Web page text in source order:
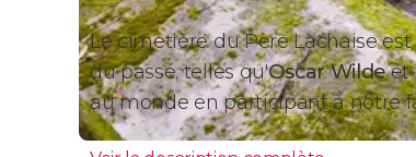
Le cimetière du Père Lachaise
du passé, telles qu'Oscar Wildeet
au monde en participant à notre